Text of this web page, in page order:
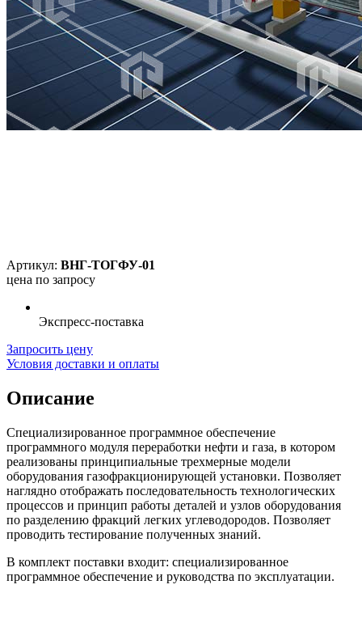
Артикул: ВНГ-ТОГФУ-01
цена по запросу
Экспресс-поставка
Запросить цену
Условия доставки и оплаты
Описание
Специализированное программное обеспечение
программного модуля переработки нефти и газа, в котором
реализованы принципиальные трехмерные модели
оборудования газофракционирующей установки. Позволяет
наглядно отображать последовательность технологических
процессов и принцип работы деталей и узлов оборудования
по разделению фракций легких углеводородов. Позволяет
проводить тестирование полученных знаний.
В комплект поставки входит: специализированное
программное обеспечение и руководства по эксплуатации.